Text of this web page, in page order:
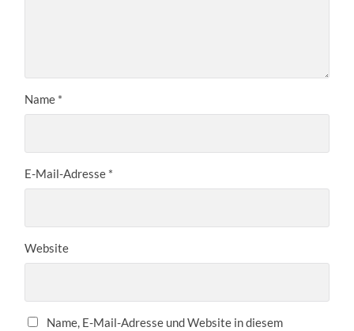
Name *
E-Mail-Adresse *
Website
Name, E-Mail-Adresse und Website in diesem